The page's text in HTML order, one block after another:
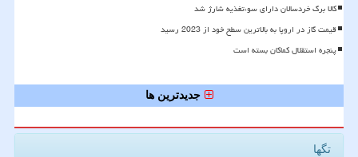
کالا برگ خردسالان دارای سوءتغذیه شارژ شد
قیمت گاز در اروپا به بالاترین سطح خود از 2023 رسید
پنجره استقلال کماکان بسته است
جدیدترین ها
تگها